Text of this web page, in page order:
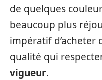
de quelques
beaucoup plus
impératif d’acheter
qualité qui
vigueur.